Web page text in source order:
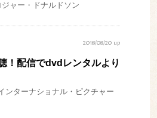
ジャー・ドナルドソン
2018/08/20 up
！配信でdvdレンタルより
ンターナショナル・ピクチャー